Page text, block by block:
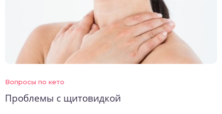
Вопросы по кето
Проблемы с щитовидкой